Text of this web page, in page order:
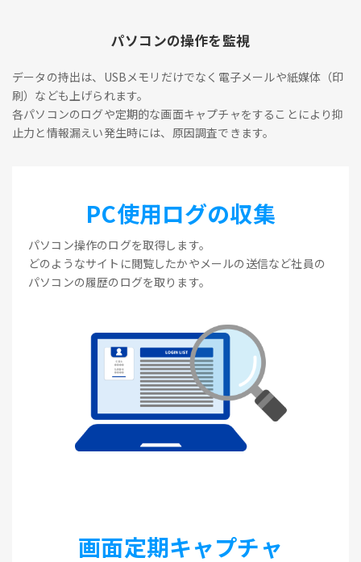
パソコンの操作を監視
データの持出は、USBメモリだけでなく電子メールや紙媒体（印
刷）なども上げられます。
各パソコンのログや定期的な画面キャプチャをすることにより抑
止力と情報漏えい発生時には、原因調査できます。
PC使用ログの収集
パソコン操作のログを取得します。
どのようなサイトに閲覧したかやメールの送信など社員の
パソコンの履歴のログを取ります。
画面定期キャプチャ